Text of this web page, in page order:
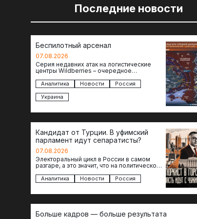
Последние новости
Беспилотный арсенал
07.08.2026
Серия недавних атак на логистические
центры Wildberries – очередное
российского тыла. И суть здесь даже не…
Аналитика Новости
Россия
Украина
Кандидат от Турции. В уфимский
парламент идут сепаратисты?
07.08.2026
Электоральный цикл в России в самом
разгаре, а это значит, что на политическое
сомнительной репутацией….
Аналитика Новости Россия
Больше кадров — больше результата